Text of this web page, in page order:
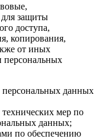
защиты
доступа,
копирования,
от иных
персональных
персональных данных
мер по
данных;
по обеспечению